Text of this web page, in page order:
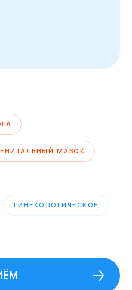
МАЗОК
ГИНЕКОЛОГИЧЕСКОЕ